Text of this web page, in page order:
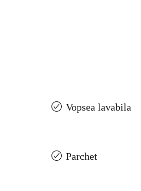
Vopsea lavabila
Parchet